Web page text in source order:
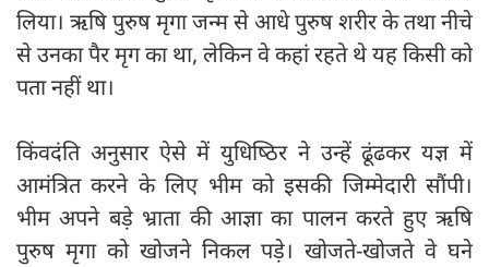
लिया। ऋषि पुरुष मृगा जन्म से आधे पुरुष शरीर के तथा नीचे
से उनका पैर मृग का था, लेकिन वे कहां रहते थे यह किसी को
पता नहीं था।
किंवदंति अनुसार ऐसे में युधिष्‍ठिर ने उन्हें ढूंढकर यज्ञ में
आमं‍त्रित करने के लिए भीम को इसकी जिम्मेदारी सौंपी।
भीम अपने बड़े भ्राता की आज्ञा का पालन करते हुए ऋषि
पुरुष मृगा को खोजने निकल पड़े। खोजते-खोजते वे घने